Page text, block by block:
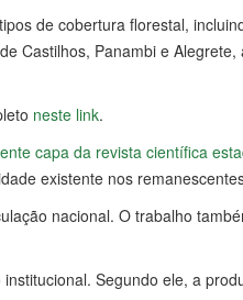
de cobertura florestal,
Castilhos, Panambi e
neste link.
capa da revista científica
existente nos
nacional. O trabalho
Segundo ele, a